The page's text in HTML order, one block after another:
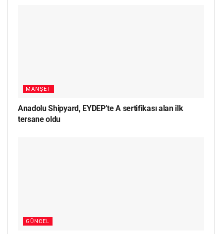
MANŞET
Anadolu Shipyard, EYDEP’te A sertifikası alan ilk
tersane oldu
GÜNCEL